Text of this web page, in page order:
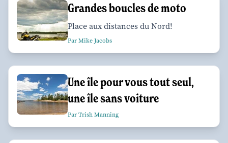
Grandes boucles de moto
Place aux distances du Nord!
Par Mike Jacobs
Une île pour vous tout seul,
une île sans voiture
Par Trish Manning